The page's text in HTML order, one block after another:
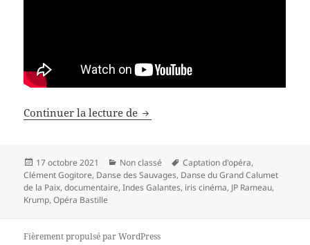
Continuer la lecture de Les Indes galantes
Publié
le
17 octobre 2021 Catégories
Non classé
Mots-
clés
Captation d'opéra,
Clément Gogitore, Danse des Sauvages, Danse du Grand Calumet
de la Paix,documentaire,Indes Galantes, iris cinéma, JP Rameau,
Krump,Opéra Bastille
Fièrement propulsé par WordPress